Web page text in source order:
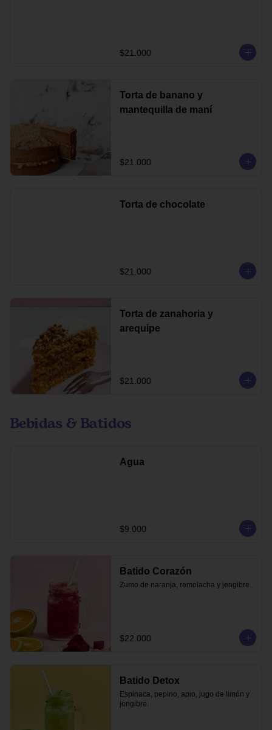
$21.000
Torta de banano y
mantequilla de maní
$21.000
Torta de chocolate
$21.000
Torta de zanahoria y
arequipe
$21.000
Bebidas & Batidos
Agua
$9.000
Batido Corazón
Zumo de naranja, remolacha y jengibre.
$22.000
Batido Detox
Espinaca, pepino, apio, jugo de limón y
jengibre.